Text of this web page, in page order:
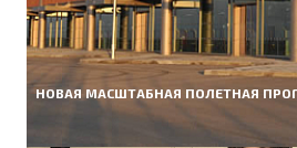
НОВАЯ МАСШТАБНАЯ ПОЛЕТНАЯ